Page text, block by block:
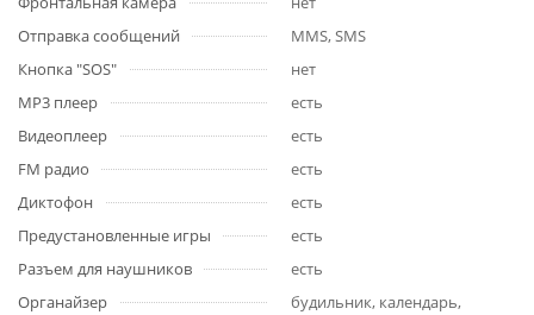
Отправка сообщений
MMS, SMS
Кнопка "SOS"
нет
MP3 плеер
есть
Видеоплеер
есть
FM радио
есть
Диктофон
есть
Предустановленные игры
есть
Разъем для наушников
есть
Органайзер
будильник, календарь,